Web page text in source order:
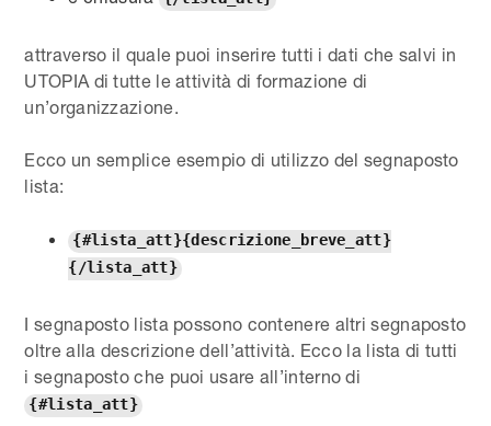
attraverso il quale puoi inserire tutti i dati che salvi in
UTOPIA di tutte le attività di formazione di
un’organizzazione.
Ecco un semplice esempio di utilizzo del segnaposto
lista:
{#lista_att}{descrizione_breve_att}
{/lista_att}
I segnaposto lista possono contenere altri segnaposto
oltre alla descrizione dell’attività. Ecco la lista di tutti
i segnaposto che puoi usare all’interno di
{#lista_att}